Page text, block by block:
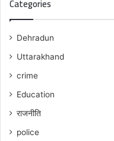
Categories
Dehradun
Uttarakhand
crime
Education
राजनीति
police